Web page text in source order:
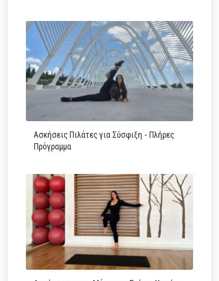
Ασκήσεις Πιλάτες για Σύσφιξη - Πλήρες
Πρόγραμμα